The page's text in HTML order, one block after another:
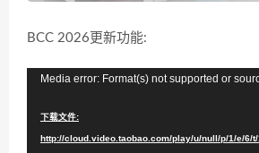
BCC 2026更新功能:
Media error: Format(s) not supported or
下载文件:
http://cloud.video.taobao.com/play/u/null/p/1/e/6/